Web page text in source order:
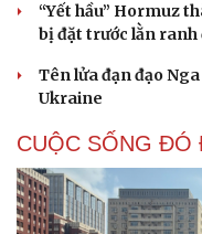
“Yết hầu” Hormuz
bị đặt trước lằn ranh
Tên lửa đạn đạo
Ukraine
CUỘC SỐNG ĐÓ